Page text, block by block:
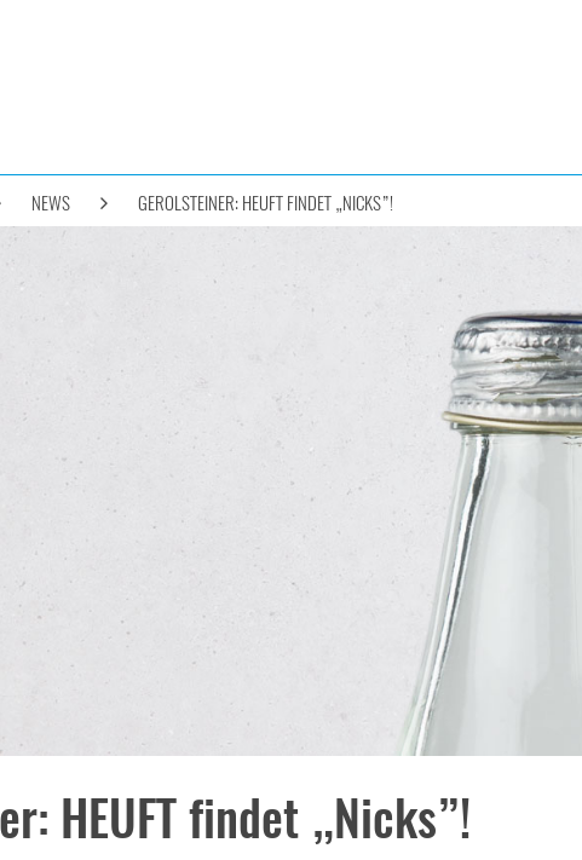
NEWS GEROLSTEINER: HEUFT FINDET „NICKS”!
HEUFT findet „Nicks”!